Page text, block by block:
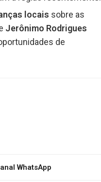
locais sobre as
Jerônimo Rodrigues
de
WhatsApp